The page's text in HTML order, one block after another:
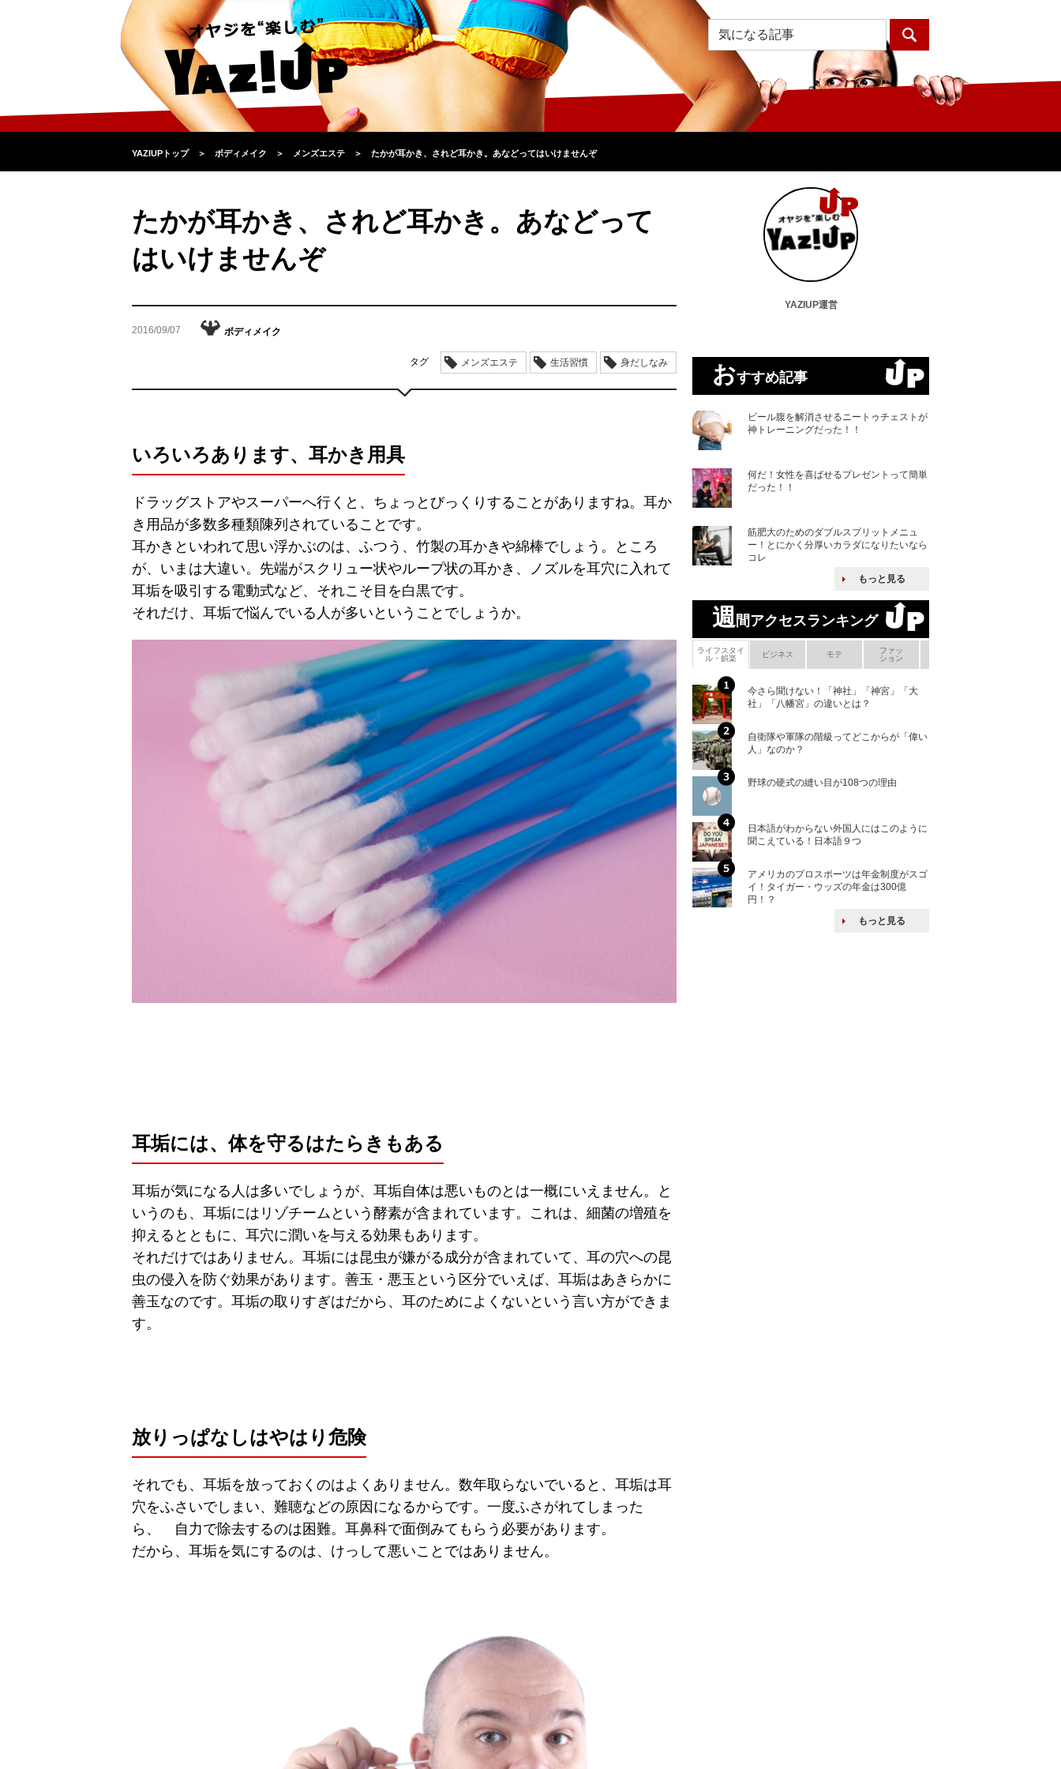
YAZIUPトップ ＞ ボディメイク ＞ メンズエステ ＞ たかが耳かき、されど耳かき。あなどってはいけませんぞ
たかが耳かき、されど耳かき。あなどって
はいけませんぞ
2016/09/07 ボディメイク
タグ メンズエステ 生活習慣 身だしなみ
いろいろあります、耳かき用具
ドラッグストアやスーパーへ行くと、ちょっとびっくりすることがありますね。耳か
き用品が多数多種類陳列されていることです。
耳かきといわれて思い浮かぶのは、ふつう、竹製の耳かきや綿棒でしょう。ところ
が、いまは大違い。先端がスクリュー状やループ状の耳かき、ノズルを耳穴に入れて
耳垢を吸引する電動式など、それこそ目を白黒です。
それだけ、耳垢で悩んでいる人が多いということでしょうか。
耳垢には、体を守るはたらきもある
耳垢が気になる人は多いでしょうが、耳垢自体は悪いものとは一概にいえません。と
いうのも、耳垢にはリゾチームという酵素が含まれています。これは、細菌の増殖を
抑えるとともに、耳穴に潤いを与える効果もあります。
それだけではありません。耳垢には昆虫が嫌がる成分が含まれていて、耳の穴への昆
虫の侵入を防ぐ効果があります。善玉・悪玉という区分でいえば、耳垢はあきらかに
善玉なのです。耳垢の取りすぎはだから、耳のためによくないという言い方ができま
す。
放りっぱなしはやはり危険
それでも、耳垢を放っておくのはよくありません。数年取らないでいると、耳垢は耳
穴をふさいでしまい、難聴などの原因になるからです。一度ふさがれてしまった
ら、 自力で除去するのは困難。耳鼻科で面倒みてもらう必要があります。
だから、耳垢を気にするのは、けっして悪いことではありません。
YAZIUP運営
おすすめ記事
ビール腹を解消させるニートゥチェストが
神トレーニングだった！！
何だ！女性を喜ばせるプレゼントって簡単
だった！！
筋肥大のためのダブルスプリットメニュ
ー！とにかく分厚いカラダになりたいなら
コレ
もっと見る
週間アクセスランキング
ライフスタイ
ル・娯楽
ビジネス モテ
ファッ
ション
今さら聞けない！「神社」「神宮」「大
社」「八幡宮」の違いとは？
自衛隊や軍隊の階級ってどこからが「偉い
人」なのか？
野球の硬式の縫い目が108つの理由
日本語がわからない外国人にはこのように
聞こえている！日本語９つ
アメリカのプロスポーツは年金制度がスゴ
イ！タイガー・ウッズの年金は300億
円！？
もっと見る